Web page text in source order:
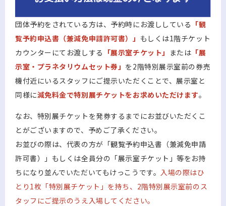
団体予約をされている方は、予約時にお渡ししている 「観
覧予約申込書（兼減免申請許可書）」 もしくは1階チケット
カウンターにてお渡しする 「展示室チケット」 または 「展
示室・プラネタリウムセット券」 を2階特別展示室前の券売
機付近にいるスタッフにご提示いただくことで、展示室と
同様に減免料金で特別展チケットをお求めいただけます。
なお、特別展チケットを発券するまでにお並びいただくこ
とがございますので、予めご了承ください。
お並びの際は、代表の方が「観覧予約申込書（兼減免申請
許可書）」もしくは全員分の「展示室チケット」等をお持
ちになり並んでいただいてもけっこうです。 入場の際はひ
とり1枚「特別展チケット」を持ち、2階特別展示室前のス
タッフにご提示のうえ入場してください。